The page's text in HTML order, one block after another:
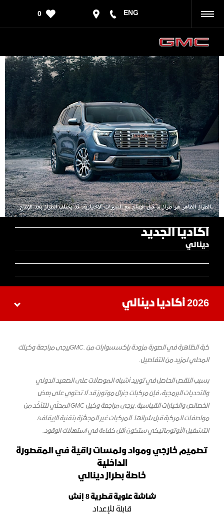
ENG
0
اكاديا الجديد
دينالي
2026 أكاديا دينالي
كبة الظاهرة في الصورة مزودة بإكسسوارات من .GMCيرجى مراجعة وكيلك
المحلي لمزيد من التفاصيل.
بسبب النقص الحاصل في توريد أشباه الموصلات على الصعيد الدولي
والتحديات البرمجية، فإن مركبات جنرال موتورز قد لا تحتوي على بعض
الخصائص والخيارات القياسية. يرجى مراجعة وكيل GMC المحلّي للتأكّد من
مواصفات المركبة قبل شرائها. المركبات غير المجهَّزة بتقنية الإيقاف/
التشغيل الأوتوماتيكي ستكون أقل كفاءة في استهلاك الوقود.
تصميم خارجي ومواد ولمسات راقية في المقصورة
الداخلية
خاصة بطراز دينالي
شاشة علوية قطرية 8 إنش
قابلة للإعداد